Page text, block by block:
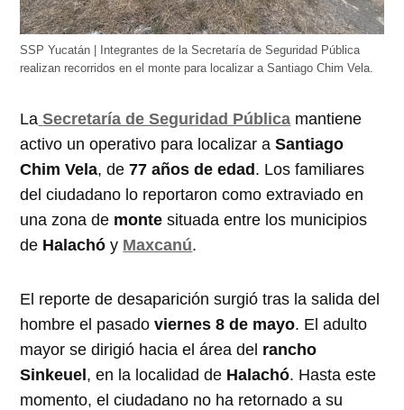
SSP Yucatán | Integrantes de la Secretaría de Seguridad Pública
realizan recorridos en el monte para localizar a Santiago Chim Vela.
La Secretaría de Seguridad Pública mantiene
activo un operativo para localizar aSantiago
Chim Vela, de77 años de edad. Los familiares
del ciudadano lo reportaron como extraviado en
una zona de monte situada entre los municipios
de Halachó y Maxcanú.
El reporte de desaparición surgió tras la salida del
hombre el pasadoviernes 8 de mayo. El adulto
mayor se dirigió hacia el área del rancho
Sinkeuel, en la localidad de Halachó. Hasta este
momento, el ciudadano no ha retornado a su